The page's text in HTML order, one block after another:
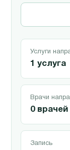
Услуги
1 услуга
Врачи
0 врачей
Запись